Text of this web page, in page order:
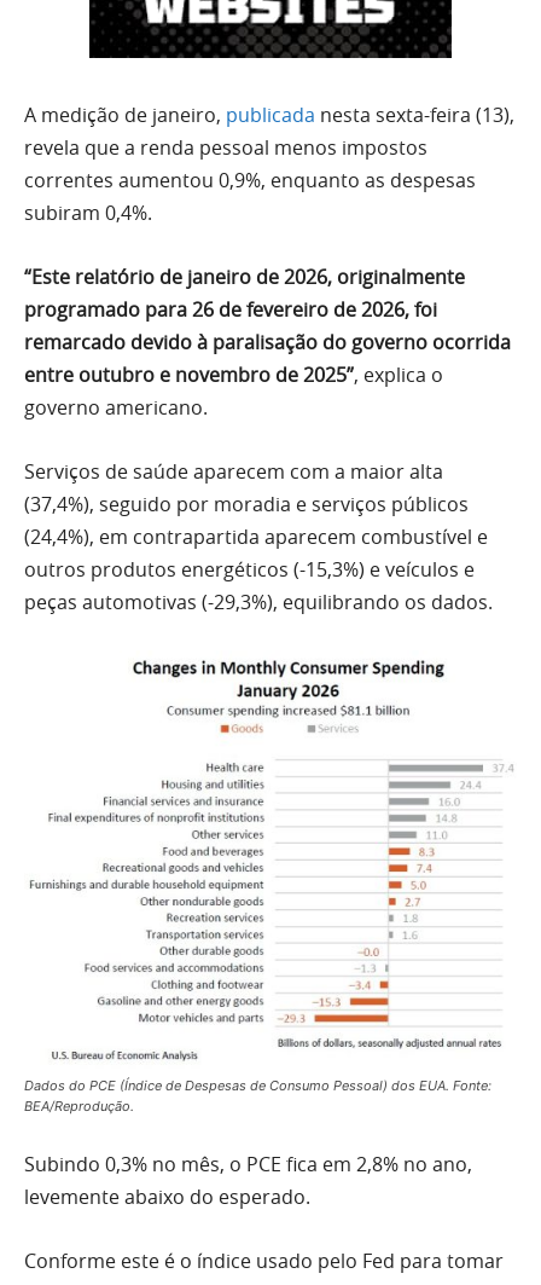
A medição de janeiro, publicada nesta sexta-feira (13),
revela que a renda pessoal menos impostos
correntes aumentou 0,9%, enquanto as despesas
subiram 0,4%.
“Este relatório de janeiro de 2026, originalmente
programado para 26 de fevereiro de 2026, foi
remarcado devido à paralisação do governo ocorrida
entre outubro e novembro de 2025”, explica o
governo americano.
Serviços de saúde aparecem com a maior alta
(37,4%), seguido por moradia e serviços públicos
(24,4%), em contrapartida aparecem combustível e
outros produtos energéticos (-15,3%) e veículos e
peças automotivas (-29,3%), equilibrando os dados.
Dados do PCE (Índice de Despesas de Consumo Pessoal) dos EUA. Fonte:
BEA/Reprodução.
Subindo 0,3% no mês, o PCE fica em 2,8% no ano,
levemente abaixo do esperado.
Conforme este é o índice usado pelo Fed para tomar